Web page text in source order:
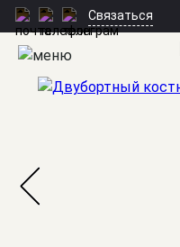
Связаться